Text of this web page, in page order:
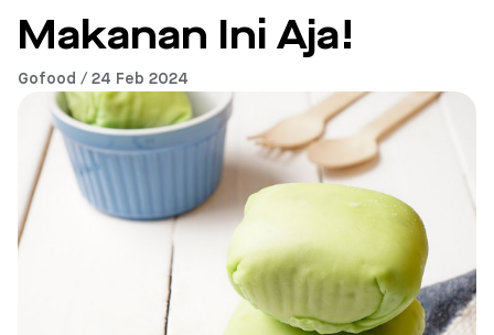
Makanan Ini Aja!
Gofood / 24 Feb 2024